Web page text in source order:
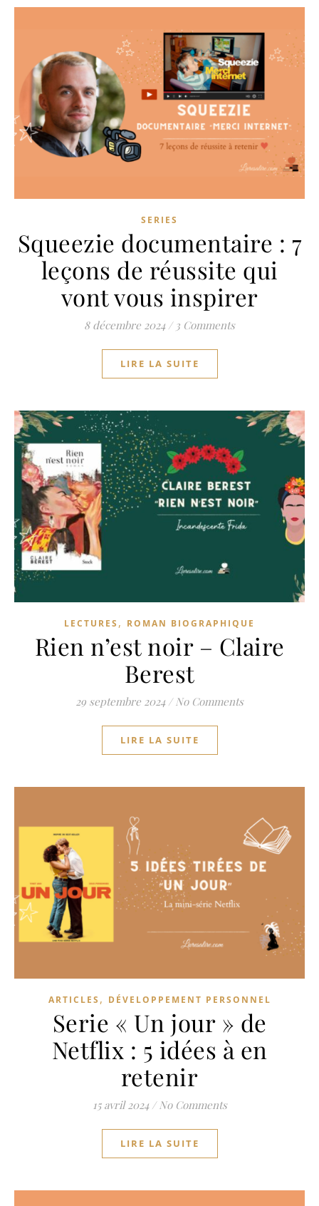
SERIES
Squeezie documentaire : 7
leçons de réussite qui
vont vous inspirer
8 décembre 2024 / 3 Comments
LIRE LA SUITE
LECTURES , ROMAN BIOGRAPHIQUE
Rien n’est noir – Claire
Berest
29 septembre 2024 / No Comments
LIRE LA SUITE
ARTICLES , DÉVELOPPEMENT PERSONNEL
Serie « Un jour » de
Netflix : 5 idées à en
retenir
15 avril 2024 / No Comments
LIRE LA SUITE